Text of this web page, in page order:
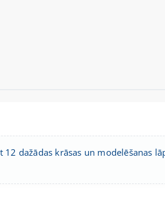
dažādas krāsas un modelēšanas